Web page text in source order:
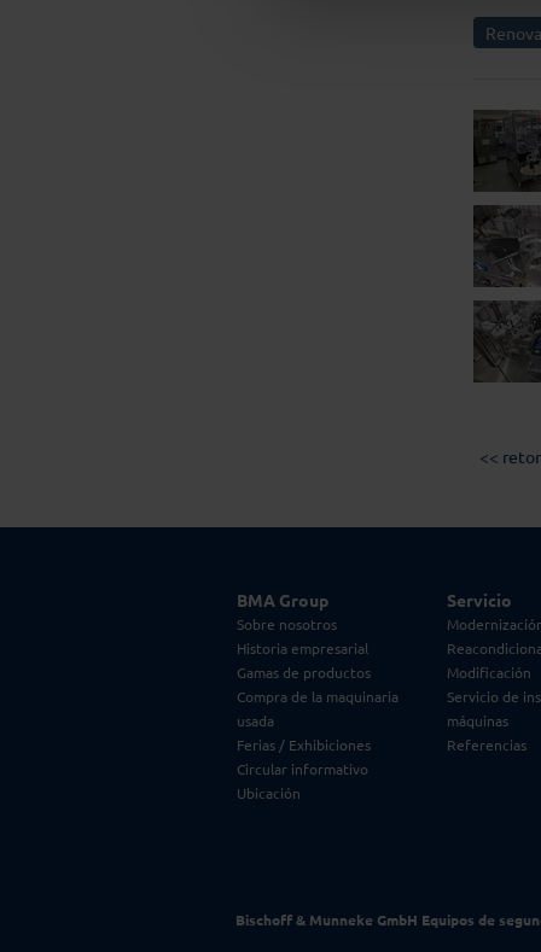
<<
Saltar
navegación
BMA Group
Sobre nosotros
Historia empresarial
Gamas de productos
Compra de la maquinaria
usada
Ferias / Exhibiciones
Circular informativo
Ubicación
Servicio
Modificación
Servicio de
máquinas
Referencias
Bischoff & Munneke GmbH Equipos de